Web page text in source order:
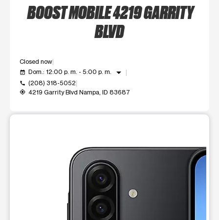
BOOST MOBILE 4219 GARRITY
BLVD
Closed now
event_available Dom.: 12:00 p. m. - 5:00 p. m. arrow_drop_down
call (208) 318-5052
my_location 4219 Garrity Blvd Nampa, ID 83687